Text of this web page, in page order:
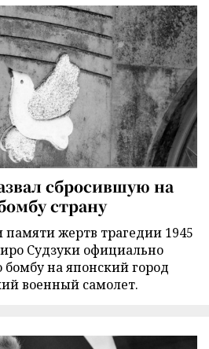
сбросившую на
страну
жертв трагедии 1945
Судзуки официально
на японский город
военный самолет.